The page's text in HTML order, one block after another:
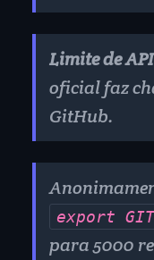
Limite de
oficial faz
GitHub.
export
para 5000